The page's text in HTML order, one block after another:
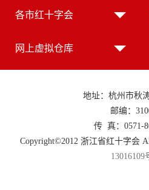
各市红十字会
网上虚拟仓库
地址：杭州市秋
邮编：
传 真：0571-
Copyright©2012 浙江省红十字会
13016109